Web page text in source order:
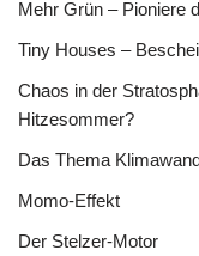
Mehr Grün – Pioniere
Tiny Houses –
Chaos in der
Hitzesommer?
Das Thema
Momo-Effekt
Der Stelzer-Motor